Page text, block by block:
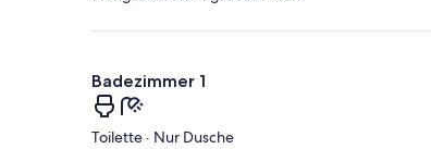
Badezimmer 1
Toilette · Nur Dusche